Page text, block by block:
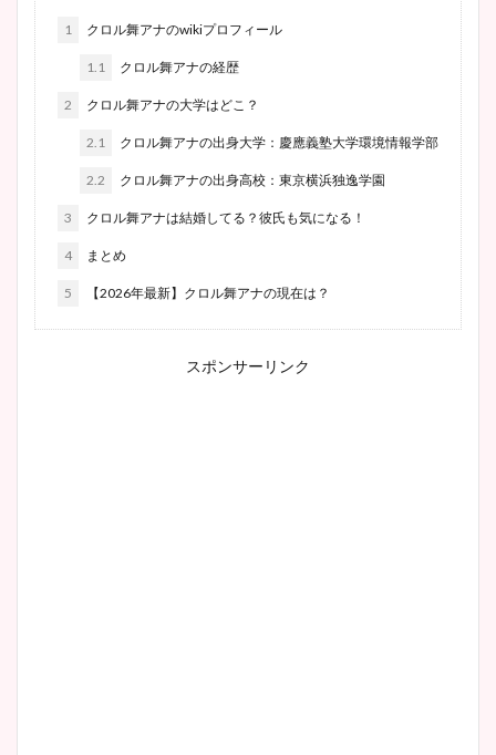
1 クロル舞アナのwikiプロフィール
1.1 クロル舞アナの経歴
2 クロル舞アナの大学はどこ？
2.1 クロル舞アナの出身大学：慶應義塾大学環境情報学部
2.2 クロル舞アナの出身高校：東京横浜独逸学園
3 クロル舞アナは結婚してる？彼氏も気になる！
4 まとめ
5 【2026年最新】クロル舞アナの現在は？
スポンサーリンク